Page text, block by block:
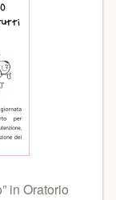
in Oratorio